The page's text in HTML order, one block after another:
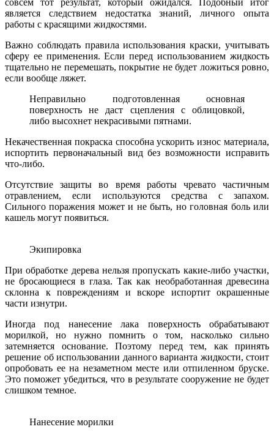
совсем тот результат, который ожидался. Подобный итог
является следствием недостатка знаний, личного опыта
работы с красящими жидкостями.
Важно соблюдать правила использования краски, учитывать
сферу ее применения. Если перед использованием жидкость
тщательно не перемешать, покрытие не будет ложиться ровно,
если вообще ляжет.
Неправильно подготовленная основная
поверхность не даст сцепления с облицовкой,
либо высохнет некрасивыми пятнами.
Некачественная покраска способна ускорить износ материала,
испортить первоначальный вид без возможности исправить
что-либо.
Отсутствие защиты во время работы чревато частичным
отравлением, если используются средства с запахом.
Сильного поражения может и не быть, но головная боль или
кашель могут появиться.
Экипировка
При обработке дерева нельзя пропускать какие-либо участки,
не бросающиеся в глаза. Так как необработанная древесина
склонна к повреждениям и вскоре испортит окрашенные
части изнутри.
Иногда под нанесение лака поверхность обрабатывают
морилкой, но нужно помнить о том, насколько сильно
затемняется основание. Поэтому перед тем, как принять
решение об использовании данного варианта жидкости, стоит
опробовать ее на незаметном месте или отпиленном бруске.
Это поможет убедиться, что в результате сооружение не будет
слишком темное.
Нанесение морилки